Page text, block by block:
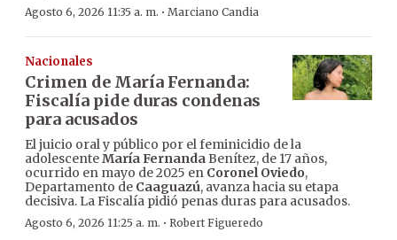
Agosto 6, 2026 11:35 a. m. · Marciano Candia
Nacionales
Crimen de María Fernanda:
Fiscalía pide duras condenas
para acusados
El juicio oral y público por el feminicidio de la
adolescenteMaría FernandaBenítez, de 17 años,
ocurrido en mayo de 2025 en Coronel Oviedo,
Departamento de Caaguazú, avanza hacia su etapa
decisiva. La Fiscalía pidió penas duras para acusados.
Agosto 6, 2026 11:25 a. m. · Robert Figueredo